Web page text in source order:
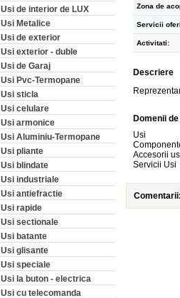
Usi de interior de LUX
Usi Metalice
Usi de exterior
Usi exterior - duble
Usi de Garaj
Usi Pvc-Termopane
Usi sticla
Usi celulare
Usi armonice
Usi Aluminiu-Termopane
Usi pliante
Usi blindate
Usi industriale
Usi antiefractie
Usi rapide
Usi sectionale
Usi batante
Usi glisante
Usi speciale
Usi la buton - electrica
Usi cu telecomanda
Zona de
Servicii
Activitati:
Descriere
Domenii
Usi
Accesorii
Servicii Usi
Comentarii: